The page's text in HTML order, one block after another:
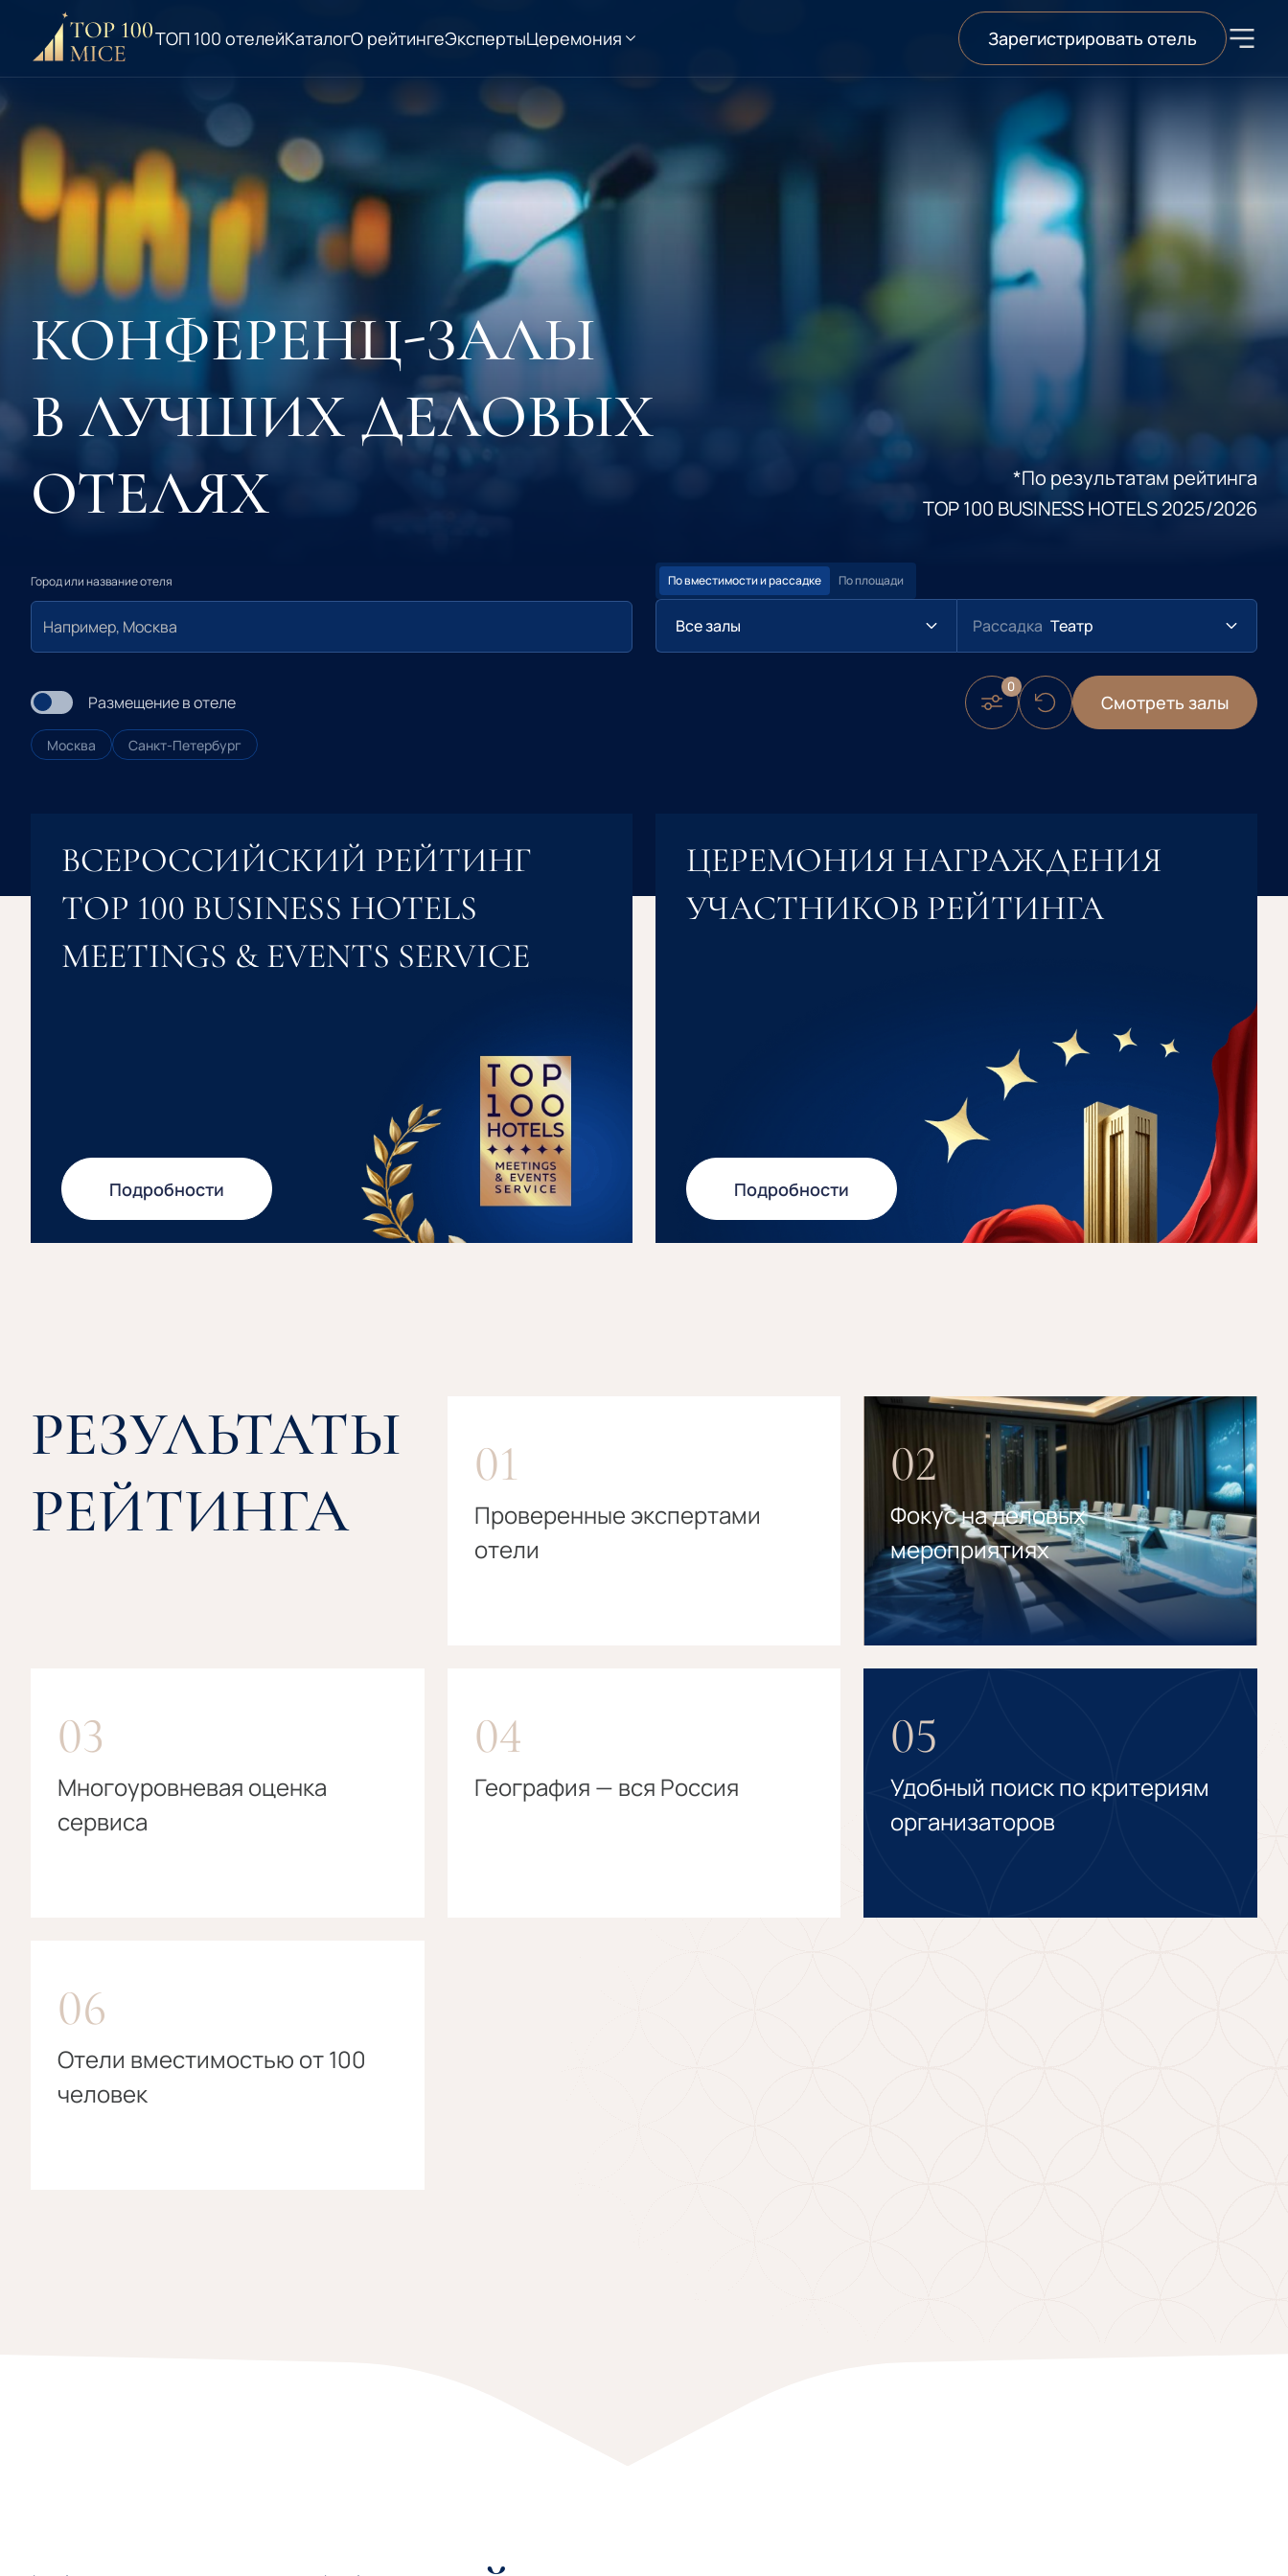
ТОП 100 отелейКаталогО рейтингеЭкспертыЦеремония Зарегистрировать отель
КОНФЕРЕНЦ-ЗАЛЫ
В ЛУЧШИХ ДЕЛОВЫХ
ОТЕЛЯХ
*По результатам рейтинга
TOP 100 BUSINESS HOTELS 2025/2026
Город или название отеля По вместимости и рассадке По площади
Все залы Театр
Размещение в отеле Смотреть залы
Москва Санкт-Петербург
ВСЕРОССИЙСКИЙ РЕЙТИНГ
TOP 100 BUSINESS HOTELS
MEETINGS & EVENTS SERVICE
Подробности
ЦЕРЕМОНИЯ НАГРАЖДЕНИЯ
УЧАСТНИКОВ РЕЙТИНГА
Подробности
РЕЗУЛЬТАТЫ
РЕЙТИНГА
01
Проверенные экспертами
отели
02
Фокус на деловых
мероприятиях
03
Многоуровневая оценка
сервиса
04
География — вся Россия
05
Удобный поиск по критериям
организаторов
06
Отели вместимостью от 100
человек